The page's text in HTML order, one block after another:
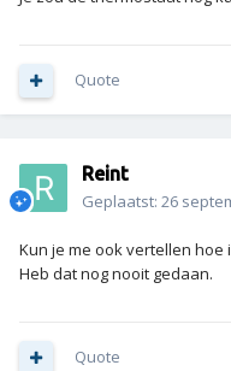
Quote
Reint
Geplaatst: 26
Kun je me ook vertellen hoe
Heb dat nog nooit gedaan.
Quote